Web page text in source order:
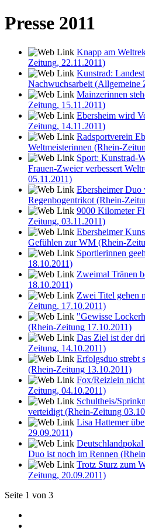
Presse 2011
Knapp am
Zeitung, 22.11.2011)
Kunstrad:
Nachwuchsarbeit (Allgemeine
Mainzerinnen
Zeitung, 15.11.2011)
Ebersheim wird
Zeitung, 14.11.2011)
Radsportverein
Weltmeisterinnen (Rhein-
Sport: Kunstrad-
Frauen-Zweier verbessert
05.11.2011)
Ebersheimer
Regenbogentrikot (Rhein-
9000 Kilometer
Zeitung, 03.11.2011)
Ebersheimer
Gefühlen zur WM (Rhein-
Sportlerinnen
18.10.2011)
Zweimal Tränen
18.10.2011)
Zwei Titel gehen
Zeitung, 17.10.2011)
"Gewisse
(Rhein-Zeitung 17.10.2011)
Das Ziel ist der
Zeitung, 14.10.2011)
Erfolgsduo strebt
(Rhein-Zeitung 13.10.2011)
Fox/Reizlein
Zeitung, 04.10.2011)
Schultheis/
verteidigt (Rhein-Zeitung
Lisa Hattemer
29.09.2011)
Duo ist noch im Rennen
Trotz Sturz zum
Zeitung, 20.09.2011)
Seite 1 von 3